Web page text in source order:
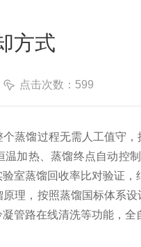
方式
点击次数：599
蒸馏过程无需人工值守
加热、蒸馏终点自动控
室蒸馏回收率比对验证
，按照蒸馏国标体系设
管路在线清洗等功能，